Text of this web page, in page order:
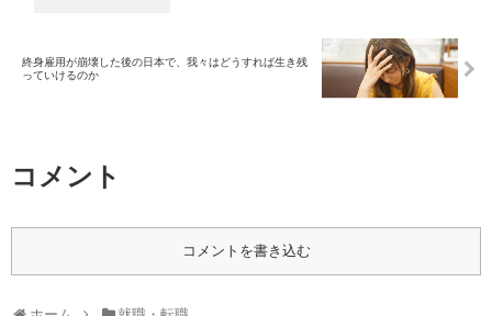
終身雇用が崩壊した後の日本で、我々はどうすれば生き残
っていけるのか
コメント
コメントを書き込む